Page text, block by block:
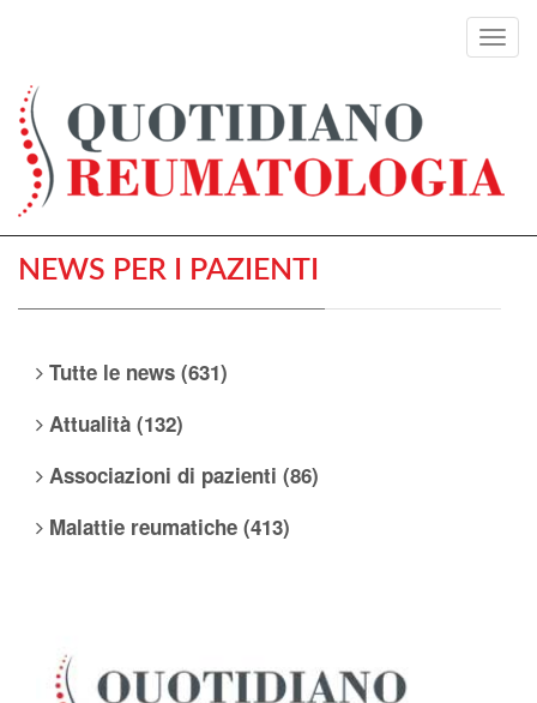
NEWS PER I PAZIENTI
Tutte le news (631)
Attualità (132)
Associazioni di pazienti (86)
Malattie reumatiche (413)